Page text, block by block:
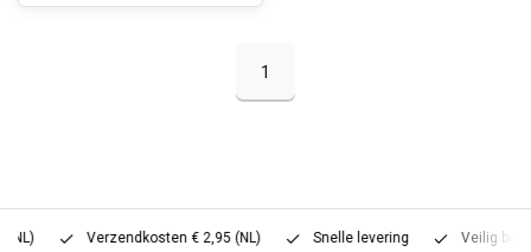
1
Verzendkosten € 2,95 (NL) Snelle levering Veilig betalen